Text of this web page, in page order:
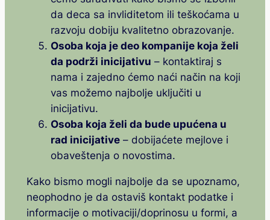
da deca sa invliditetom ili teškoćama u
razvoju dobiju kvalitetno obrazovanje.
Osoba koja je deo kompanije koja želi
da podrži inicijativu – kontaktiraj s
nama i zajedno ćemo naći način na koji
vas možemo najbolje uključiti u
inicijativu.
Osoba koja želi da bude upućena u
rad inicijative– dobijaćete mejlove i
obaveštenja o novostima.
Kako bismo mogli najbolje da se upoznamo,
neophodno je da ostaviš kontakt podatke i
informacije o motivaciji/doprinosu u formi, a